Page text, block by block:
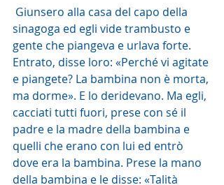
Giunsero alla casa del capo della
sinagoga ed egli vide trambusto e
gente che piangeva e urlava forte.
Entrato, disse loro: «Perché vi agitate
e piangete? La bambina non è morta,
ma dorme». E lo deridevano. Ma egli,
cacciati tutti fuori, prese con sé il
padre e la madre della bambina e
quelli che erano con lui ed entrò
dove era la bambina. Prese la mano
della bambina e le disse: «Talità